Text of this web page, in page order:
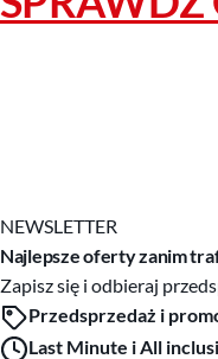
NEWSLETTER
Najlepsze oferty zanim
Zapisz się i odbieraj
Przedsprzedaż i
Last Minute i All